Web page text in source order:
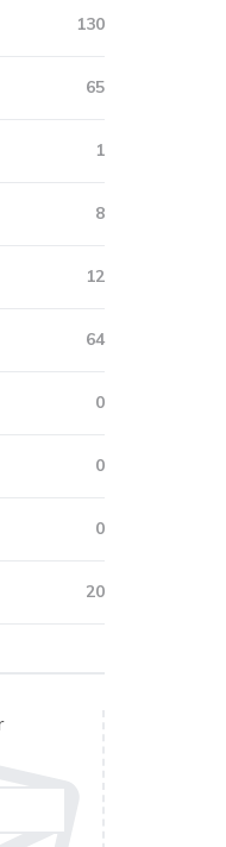
130
65
1
8
12
64
0
0
0
20